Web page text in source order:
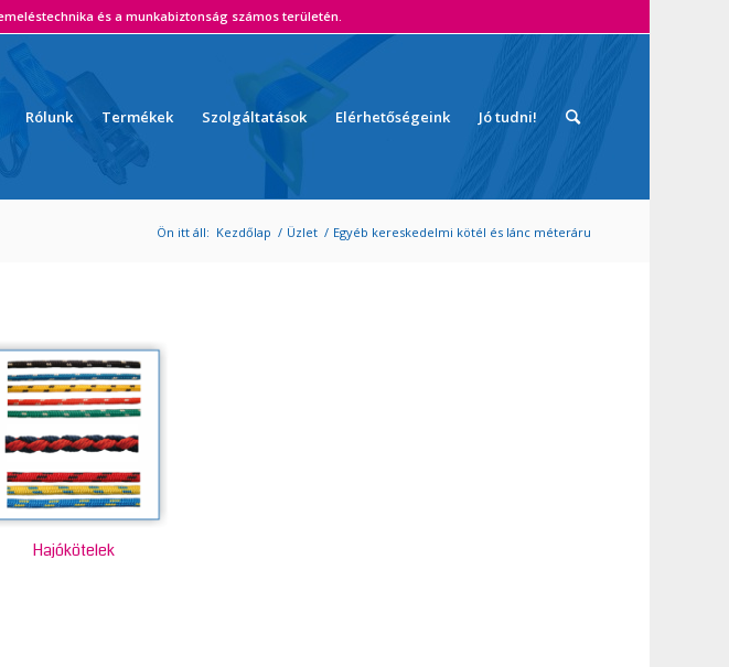
és a munkabiztonság számos területén.
Rólunk Termékek Szolgáltatások Elérhetőségeink Jó tudni!
Ön itt áll: Kezdőlap / Üzlet / Egyéb kereskedelmi kötél és lánc méteráru
Hajókötelek